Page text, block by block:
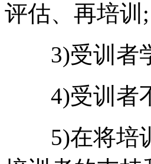
评估、再培训;
3)受训者学
4)受训者
5)在将培训